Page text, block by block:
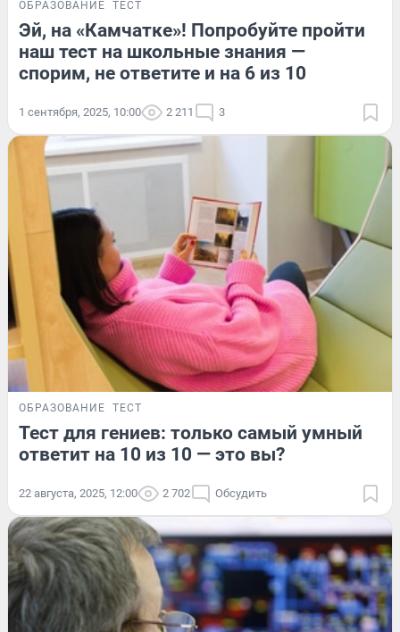
ОБРАЗОВАНИЕ ТЕСТ
Эй, на «Камчатке»! Попробуйте пройти
наш тест на школьные знания —
спорим, не ответите и на 6 из 10
1 сентября, 2025, 10:00 2 211 3
ОБРАЗОВАНИЕ ТЕСТ
Тест для гениев: только самый умный
ответит на 10 из 10 — это вы?
22 августа, 2025, 12:00 2 702 Обсудить